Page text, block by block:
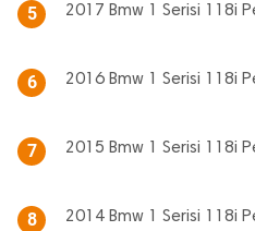
5 2017 Bmw 1 Serisi 118i
6 2016 Bmw 1 Serisi 118i
7 2015 Bmw 1 Serisi 118i
8 2014 Bmw 1 Serisi 118i